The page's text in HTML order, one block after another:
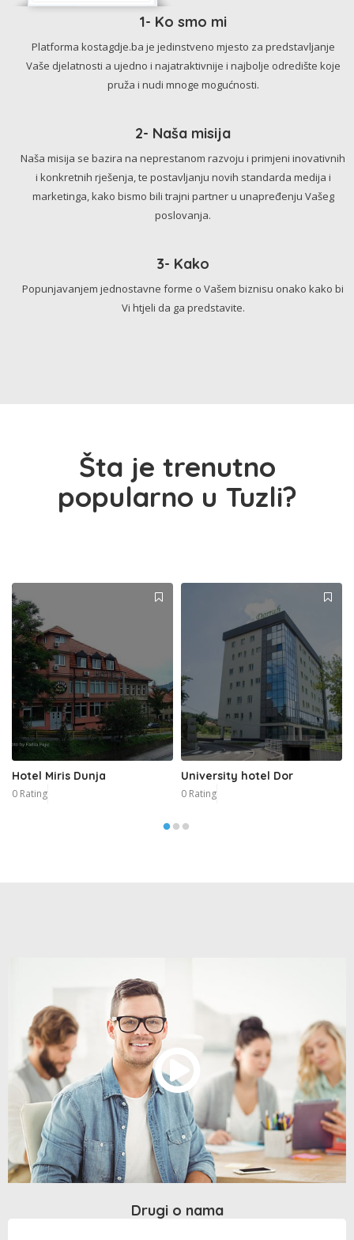
1- Ko smo mi
Platforma kostagdje.ba je jedinstveno mjesto za predstavljanje
Vaše djelatnosti a ujedno i najatraktivnije i najbolje odredište koje
pruža i nudi mnoge mogućnosti.
2- Naša misija
Naša misija se bazira na neprestanom razvoju i primjeni inovativnih
i konkretnih rješenja, te postavljanju novih standarda medija i
marketinga, kako bismo bili trajni partner u unapređenju Vašeg
poslovanja.
3- Kako
Popunjavanjem jednostavne forme o Vašem biznisu onako kako bi
Vi htjeli da ga predstavite.
Šta je trenutno
popularno u Tuzli?
Hotel Miris Dunja
0 Rating
University hotel Dor
0 Rating
Drugi o nama